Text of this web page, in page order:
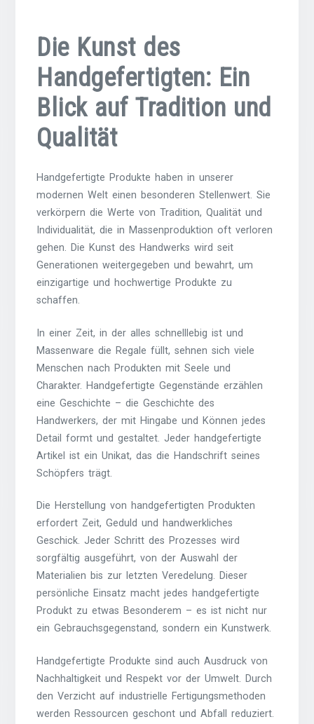
Die Kunst des
Handgefertigten: Ein
Blick auf Tradition und
Qualität
Handgefertigte Produkte haben in unserer
modernen Welt einen besonderen Stellenwert. Sie
verkörpern die Werte von Tradition, Qualität und
Individualität, die in Massenproduktion oft verloren
gehen. Die Kunst des Handwerks wird seit
Generationen weitergegeben und bewahrt, um
einzigartige und hochwertige Produkte zu
schaffen.
In einer Zeit, in der alles schnelllebig ist und
Massenware die Regale füllt, sehnen sich viele
Menschen nach Produkten mit Seele und
Charakter. Handgefertigte Gegenstände erzählen
eine Geschichte – die Geschichte des
Handwerkers, der mit Hingabe und Können jedes
Detail formt und gestaltet. Jeder handgefertigte
Artikel ist ein Unikat, das die Handschrift seines
Schöpfers trägt.
Die Herstellung von handgefertigten Produkten
erfordert Zeit, Geduld und handwerkliches
Geschick. Jeder Schritt des Prozesses wird
sorgfältig ausgeführt, von der Auswahl der
Materialien bis zur letzten Veredelung. Dieser
persönliche Einsatz macht jedes handgefertigte
Produkt zu etwas Besonderem – es ist nicht nur
ein Gebrauchsgegenstand, sondern ein Kunstwerk.
Handgefertigte Produkte sind auch Ausdruck von
Nachhaltigkeit und Respekt vor der Umwelt. Durch
den Verzicht auf industrielle Fertigungsmethoden
werden Ressourcen geschont und Abfall reduziert.